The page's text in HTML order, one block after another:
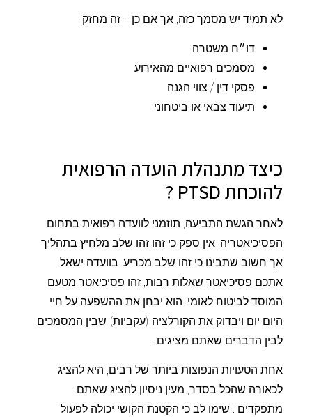
לא תמיד יש מסמך כזה, אך אם כן – זה מחזק:
דו״ח משטרה
מסמכים רפואיים מהאירוע
פסקי דין / צווי הגנה
תיעוד צבאי או ביטחוני
כיצד מתנהלת הועדה הרפואית
להוכחת PTSD ?
לאחר הגשת התביעה, תוזמני לוועדה רפואית בתחום
הפסיכיאטריה. אין ספק כי זהו זהו שלב מלחיץ בתהליך
אך חשוב שתבינו כי זהו שלב מכריע. בוועדה ישאל
אתכם פסיכיאטר שאלות רבות, זהו פסיכיאטר מטעם
המוסד לביטוח לאומי. הוא יבחן את ההשפעה על חיי
היום יום ויבדוק את הקורלציה (עקביות) שבין המסמכים
לבין הדברים שאתם מציגים.
אחת הטעויות הנפוצות ביותר של רבים, היא להציג
לכאורה שהכל בסדר, מעין ניסיון להציג שאתם
מתפקדים . שימו לב כי הקטנת הקושי יכולה לפעול